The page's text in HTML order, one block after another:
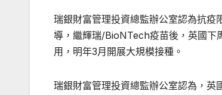
瑞銀財富管理投資總監辦公室認為抗疫
導，繼輝瑞/BioNTech疫苗後，英國下
用，明年3月開展大規模接種。
瑞銀財富管理投資總監辦公室認為，英